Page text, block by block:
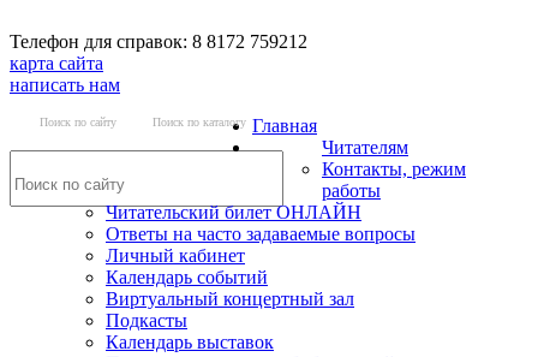
Телефон для справок: 8 8172 759212
карта сайта
написать нам
Поиск по сайту Поиск по каталогу Главная
Читателям
Контакты, режим
работы
Читательский билет ОНЛАЙН
Ответы на часто задаваемые вопросы
Личный кабинет
Календарь событий
Виртуальный концертный зал
Подкасты
Календарь выставок